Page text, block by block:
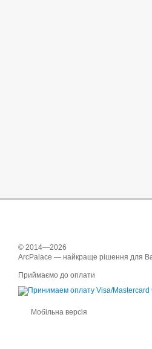
© 2014—2026
ArcPalace — найкраще рішення для
Приймаємо до оплати
Мобільна версія